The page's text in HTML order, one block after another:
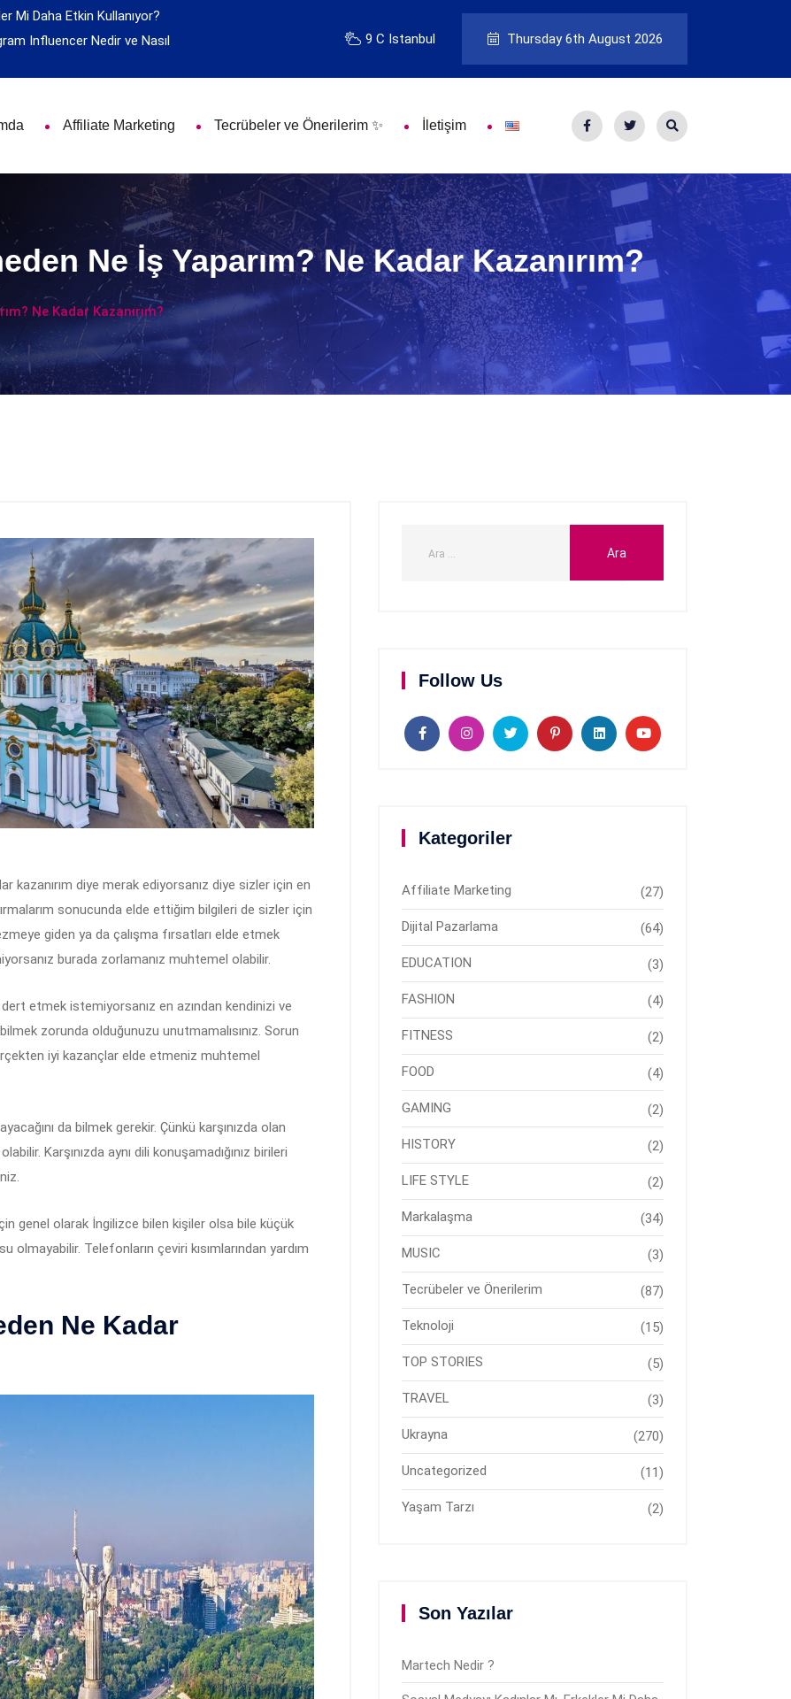
Mi Daha Etkin Kullanıyor?
Influencer Nedir ve Nasıl
9 C Istanbul Thursday 6th August 2026
Affiliate Marketing Tecrübeler ve Önerilerim ✨ İletişim
Ne İş Yaparım? Ne Kadar Kazanırım?
Ne Kadar Kazanırım?
kazanırım diye merak ediyorsanız diye sizler için en
sonucunda elde ettiğim bilgileri de sizler için
giden ya da çalışma fırsatları elde etmek
burada zorlamanız muhtemel olabilir.
etmek istemiyorsanız en azından kendinizi ve
zorunda olduğunuzu unutmamalısınız. Sorun
iyi kazançlar elde etmeniz muhtemel
da bilmek gerekir. Çünkü karşınızda olan
Karşınızda aynı dili konuşamadığınız birileri
genel olarak İngilizce bilen kişiler olsa bile küçük
Telefonların çeviri kısımlarından yardım
Ne Kadar
Follow Us
Kategoriler
Affiliate Marketing (27)
Dijital Pazarlama (64)
EDUCATION (3)
FASHION (4)
FITNESS (2)
FOOD (4)
GAMING (2)
HISTORY (2)
LIFE STYLE (2)
Markalaşma (34)
MUSIC (3)
Tecrübeler ve Önerilerim (87)
Teknoloji (15)
TOP STORIES (5)
TRAVEL (3)
Ukrayna (270)
Uncategorized (11)
Yaşam Tarzı (2)
Son Yazılar
Martech Nedir ?